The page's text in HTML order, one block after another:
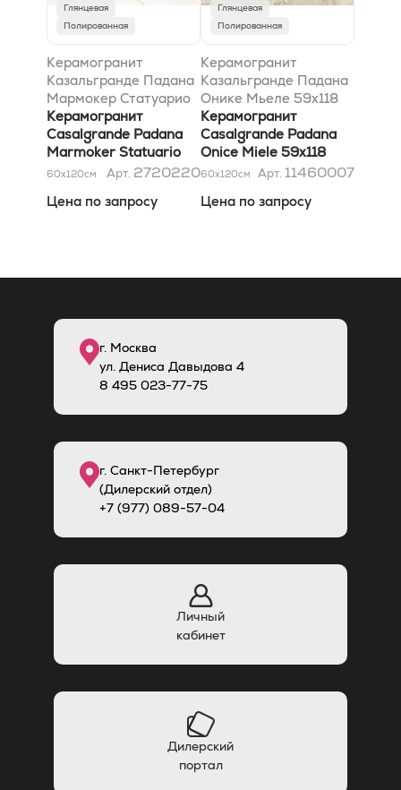
Глянцевая
Полированная
Керамогранит
Казальгранде Падана
Мармокер Статуарио
Оро Лучидо 60x120x9
Керамогранит
Casalgrande Padana
Marmoker Statuario
Oro Lucido 60x120x9
60x120см Арт. 2720220
Цена по запросу
Глянцевая
Полированная
Керамогранит
Казальгранде Падана
Онике Мьеле 59x118
Керамогранит
Casalgrande Padana
Onice Miele 59x118
60x120см Арт. 11460007
Цена по запросу
г. Москва
ул. Дениса Давыдова 4
8 495 023-77-75
г. Санкт-Петербург
(Дилерский отдел)
+7 (977) 089-57-04
Личный
кабинет
Дилерский
портал